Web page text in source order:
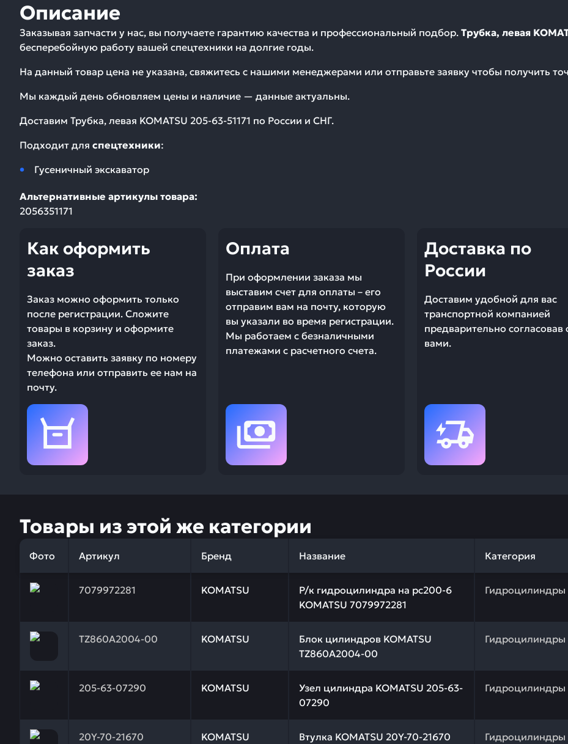
Описание
Заказывая запчасти у нас, вы получаете гарантию качества и профессиональный подбор. Трубка, левая
бесперебойную работу вашей спецтехники на долгие годы.
На данный товар цена не указана, свяжитесь с нашими менеджерами или отправьте заявку чтобы получить
Мы каждый день обновляем цены и наличие — данные актуальны.
Доставим Трубка, левая KOMATSU 205-63-51171 по России и СНГ.
Подходит для спецтехники:
Гусеничный экскаватор
Альтернативные артикулы товара:
2056351171
Как оформить
заказ
Заказ можно оформить только
после регистрации. Сложите
товары в корзину и оформите
заказ.
Можно оставить заявку по номеру
телефона или отправить ее нам на
почту.
Оплата
При оформлении заказа мы
выставим счет для оплаты – его
отправим вам на почту, которую
вы указали во время регистрации.
Мы работаем с безналичными
платежами с расчетного счета.
Доставка по
России
Доставим удобной для вас
транспортной компанией
предварительно согласовав
вами.
Товары из этой же категории
Фото Артикул Бренд Название Категория
7079972281 KOMATSU
Р/к гидроцилиндра на pc200-6
KOMATSU 7079972281
Гидроцилиндры
Заказывая запчасти у нас, вы получаете гарантию качества и профессиональный подбор. Р/к
TZ860A2004-00 KOMATSU
Блок цилиндров KOMATSU
TZ860A2004-00
Гидроцилиндры
Заказывая запчасти у нас, вы получаете гарантию качества и профессиональный подбор. Блок цилиндров
205-63-07290 KOMATSU
Узел цилиндра KOMATSU 205-63-
07290
Гидроцилиндры
Заказывая запчасти у нас, вы получаете гарантию качества и профессиональный подбор. Узел цилиндра
20Y-70-21670 KOMATSU Втулка KOMATSU 20Y-70-21670 Гидроцилиндры
Заказывая запчасти у нас, вы получаете гарантию качества и профессиональный подбор. Втулка